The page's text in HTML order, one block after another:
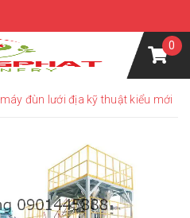
0
máy đùn lưới địa kỹ thuật kiểu mới